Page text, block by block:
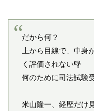
だから何？
上から目線で、中身
く評価されない👎
何のために司法試験
米山隆一、経歴だけ